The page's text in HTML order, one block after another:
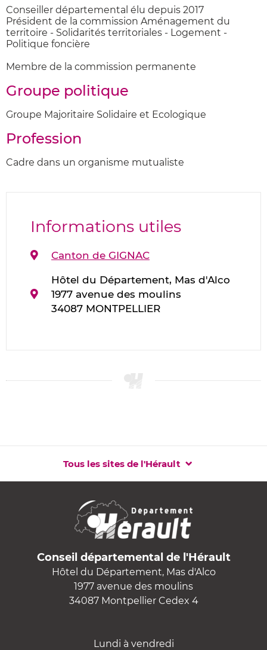
Conseiller départemental élu depuis 2017
Président de la commission Aménagement du
territoire - Solidarités territoriales - Logement -
Politique foncière
Membre de la commission permanente
Groupe politique
Groupe Majoritaire Solidaire et Ecologique
Profession
Cadre dans un organisme mutualiste
Informations utiles
Canton de GIGNAC
Hôtel du Département, Mas d'Alco
1977 avenue des moulins
34087 MONTPELLIER
Tous les sites de l'Hérault
Conseil départemental de l'Hérault
Hôtel du Département, Mas d'Alco
1977 avenue des moulins
34087 Montpellier Cedex 4
Lundi à vendredi